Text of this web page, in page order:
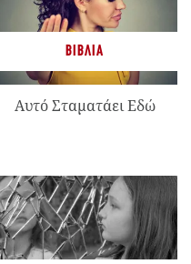
ΒΙΒΛΊΑ
Αυτό Σταματάει Εδώ